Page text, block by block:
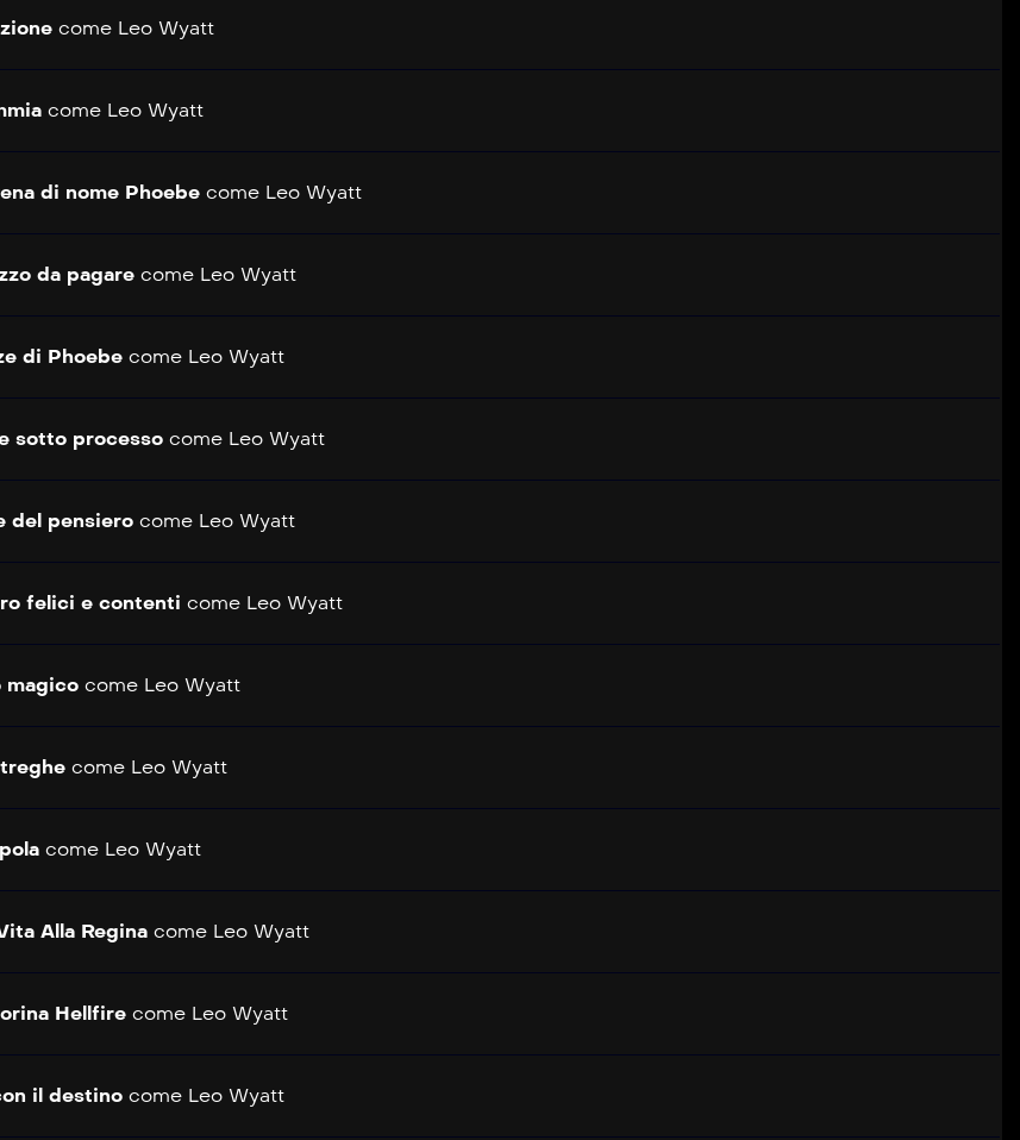
comeLeo Wyatt
comeLeo Wyatt
di nome Phoebe comeLeo Wyatt
da pagare comeLeo Wyatt
di Phoebe comeLeo Wyatt
sotto processo comeLeo Wyatt
del pensiero comeLeo Wyatt
felici e contenti comeLeo Wyatt
magico comeLeo Wyatt
comeLeo Wyatt
comeLeo Wyatt
Alla Regina comeLeo Wyatt
Hellfire comeLeo Wyatt
il destino comeLeo Wyatt